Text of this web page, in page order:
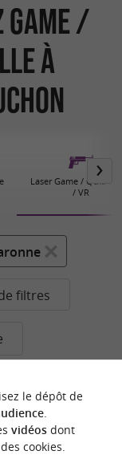
Game /
à
Laser Game / Quiz
/ VR
filtres
le dépôt de
.
vidéosdont
cookies.